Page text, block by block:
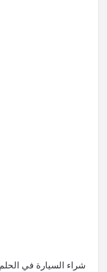
شراء السيارة في